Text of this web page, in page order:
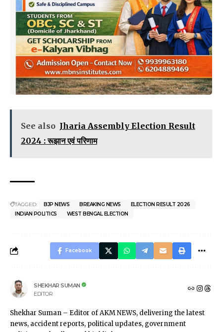
See also Jharia Assembly Election Result
2024 : रूझान एवं परिणाम
TAGGED: BJP NEWS BREAKING NEWS
ELECTION RESULT 2026
INDIAN POLITICS
WEST BENGAL ELECTION
Facebook
SHEKHAR SUMAN
EDITOR
Shekhar Suman – Editor of AKM NEWS, delivering the latest
news, accident reports, political updates, government